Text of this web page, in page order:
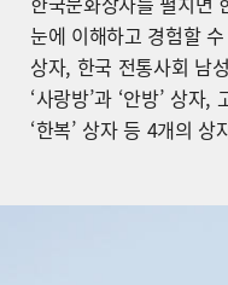
눈에 이해하고 경험할
상자, 한국 전통사회 남
‘사랑방’과 ‘안방’ 상자
‘한복’ 상자 등 4개의